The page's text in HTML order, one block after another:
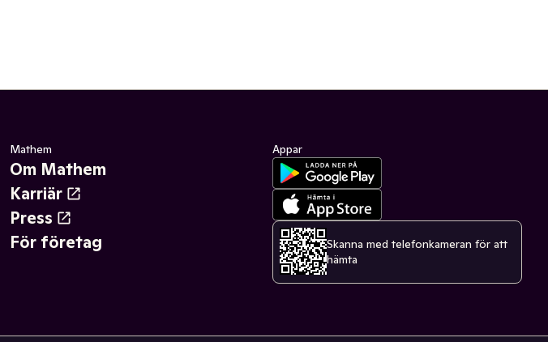
Mathem
Om Mathem
Karriär
Press
För företag
Appar
Skanna med telefonkameran för att
hämta